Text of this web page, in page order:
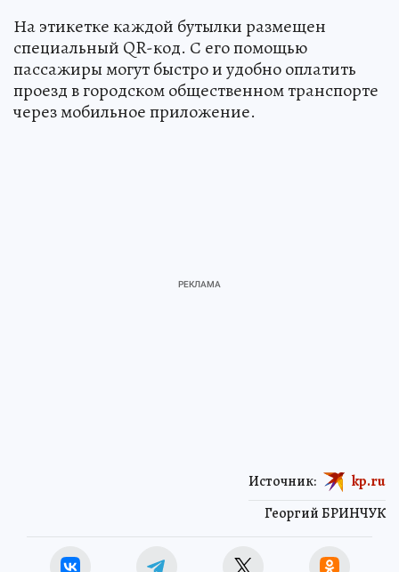
На этикетке каждой бутылки размещен
специальный QR-код. С его помощью
пассажиры могут быстро и удобно оплатить
проезд в городском общественном транспорте
через мобильное приложение.
Георгий БРИНЧУК
Источник: kp.ru